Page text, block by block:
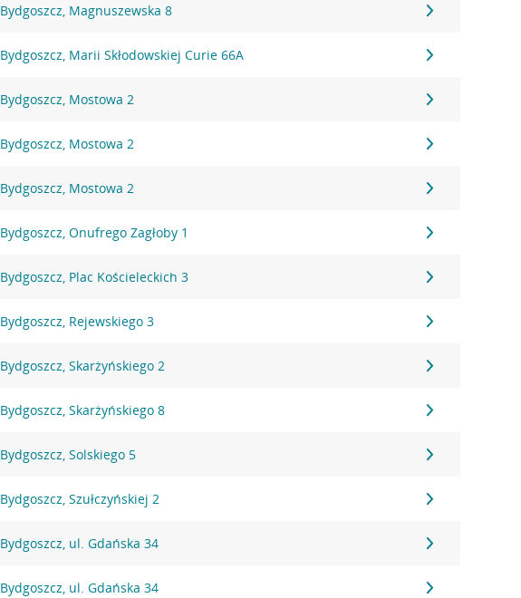
Bydgoszcz, Magnuszewska 8
Bydgoszcz, Marii Skłodowskiej Curie 66A
Bydgoszcz, Mostowa 2
Bydgoszcz, Mostowa 2
Bydgoszcz, Mostowa 2
Bydgoszcz, Onufrego Zagłoby 1
Bydgoszcz, Plac Kościeleckich 3
Bydgoszcz, Rejewskiego 3
Bydgoszcz, Skarżyńskiego 2
Bydgoszcz, Skarżyńskiego 8
Bydgoszcz, Solskiego 5
Bydgoszcz, Szułczyńskiej 2
Bydgoszcz, ul. Gdańska 34
Bydgoszcz, ul. Gdańska 34